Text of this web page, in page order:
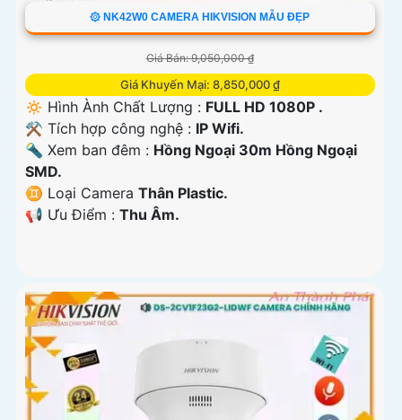
۞ NK42W0 CAMERA HIKVISION MẪU ĐẸP
Giá Bán: 9,050,000 ₫
Giá Khuyến Mại: 8,850,000 ₫
🔅 Hình Ành Chất Lượng : FULL HD 1080P .
⚒ Tích hợp công nghệ : IP Wifi.
🔦 Xem ban đêm : Hồng Ngoại 30m Hồng Ngoại
SMD.
♊ Loại Camera Thân Plastic.
️📢 Ưu Điểm : Thu Âm.